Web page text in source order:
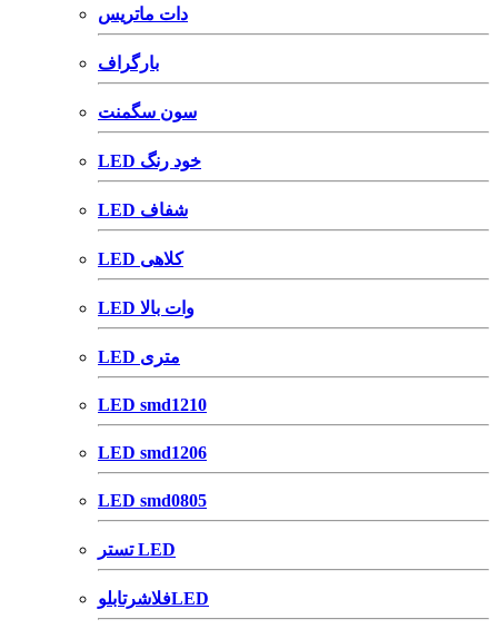
دات ماتریس
بارگراف
سون سگمنت
LED خود رنگ
LED شفاف
LED کلاهی
LED وات بالا
LED متری
LED smd1210
LED smd1206
LED smd0805
تستر LED
فلاشرتابلوLED